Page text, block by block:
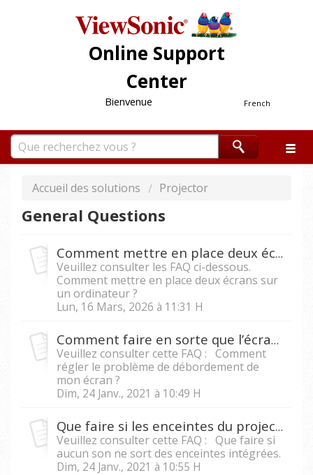
Online Support
Center
French
Bienvenue
Accueil des solutions Projector
General Questions
Comment mettre en place deux écrans sur un ordinateur ?
Veuillez consulter les FAQ ci-dessous.
Comment mettre en place deux écrans sur
un ordinateur ?
Lun, 16 Mars, 2026 à 11:31 H
Comment faire en sorte que l’écran soit à la bonne taille pour la zone d'affichage du projecteur ?
Veuillez consulter cette FAQ : Comment
régler le problème de débordement de
mon écran ?
Dim, 24 Janv., 2021 à 10:49 H
Que faire si les enceintes du projecteur n'émettent pas de son quand un PC/ordinateur portable est branché au projecteur ?
Veuillez consulter cette FAQ : Que faire si
aucun son ne sort des enceintes intégrées.
Dim, 24 Janv., 2021 à 10:55 H